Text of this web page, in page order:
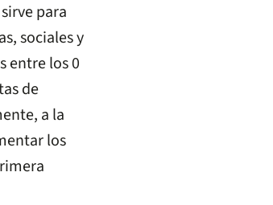
para
sociales y
entre los 0
de
a la
los